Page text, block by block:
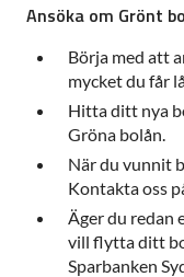
Ansöka om Grönt
Börja med att
mycket du får
Hitta ditt nya
Gröna bolån.
När du vunnit
Kontakta oss
Äger du redan
vill flytta ditt
Sparbanken